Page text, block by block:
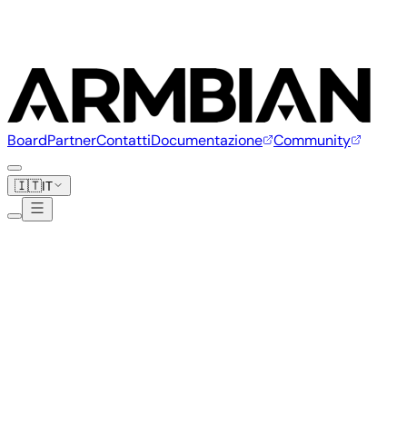
BoardPartnerContattiDocumentazione Community
🇮🇹 IT